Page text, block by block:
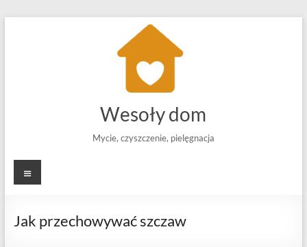
Wesoły dom
Mycie, czyszczenie, pielęgnacja
Menu
Jak przechowywać szczaw